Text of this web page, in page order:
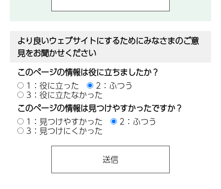
より良いウェブサイトにするためにみなさまのご意
見をお聞かせください
このページの情報は役に立ちましたか？
1：役に立った
2：ふつう
3：役に立たなかった
このページの情報は見つけやすかったですか？
1：見つけやすかった
2：ふつう
3：見つけにくかった